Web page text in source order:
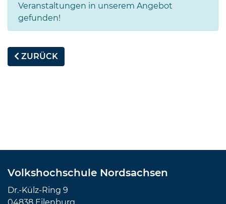
Veranstaltungen in unserem Angebot
gefunden!
ZURÜCK
Volkshochschule Nordsachsen
Dr.-Külz-Ring 9